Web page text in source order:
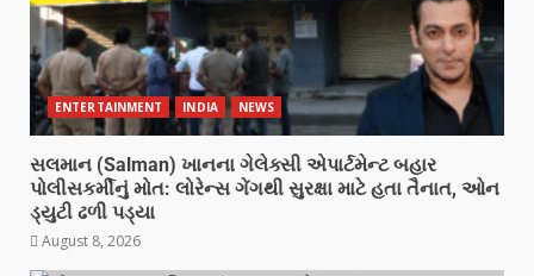
ENTERTAINMENT INDIA NEWS
સલમાન (Salman) ખાનના ગેલેક્સી એપાર્ટમેન્ટ બહાર
પોલીસકર્મીનું મોત: લોરેન્સ ગેંગથી સુરક્ષા માટે હતા તૈનાત, ઓન
ડ્યુટી ઢળી પડ્યા
August 8, 2026